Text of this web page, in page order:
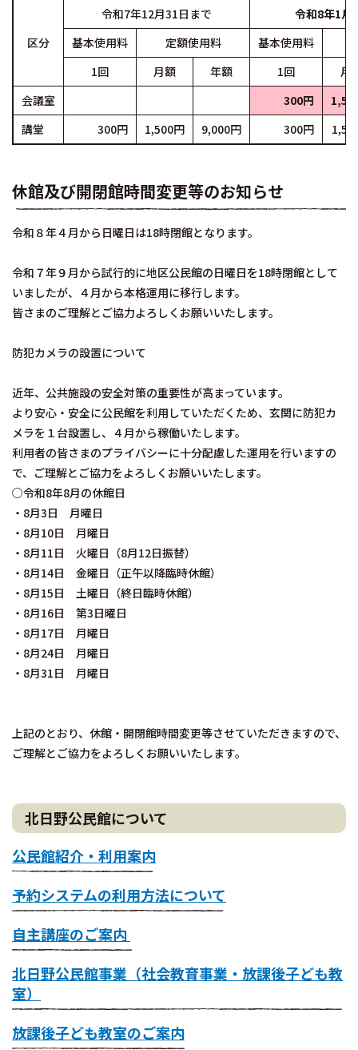
区分
令和7年12月31日まで
令和8年1月
基本使用料
定額使用料 基本使用料
1回
月額 年額 1回
月
会議室
300円
講堂
300円 1,500円 9,000円 300円
休館及び開閉館時間変更等のお知らせ
令和８年４月から日曜日は18時閉館となります。
令和７年９月から試行的に地区公民館の日曜日を18時閉館として
いましたが、４月から本格運用に移行します。
皆さまのご理解とご協力よろしくお願いいたします。
防犯カメラの設置について
近年、公共施設の安全対策の重要性が高まっています。
より安心・安全に公民館を利用していただくため、玄関に防犯カ
メラを１台設置し、４月から稼働いたします。
利用者の皆さまのプライバシーに十分配慮した運用を行いますの
で、ご理解とご協力をよろしくお願いいたします。
○令和8年8月の休館日
・8月3日 月曜日
・8月10日 月曜日
・8月11日 火曜日（8月12日振替）
・8月14日 金曜日（正午以降臨時休館）
・8月15日 土曜日（終日臨時休館）
・8月16日 第3日曜日
・8月17日 月曜日
・8月24日 月曜日
・8月31日 月曜日
上記のとおり、休館・開閉館時間変更等させていただきますので、
ご理解とご協力をよろしくお願いいたします。
北日野公民館について
公民館紹介・利用案内
予約システムの利用方法について
自主講座のご案内
北日野公民館事業（社会教育事業・放課後子ども教
室）
放課後子ども教室のご案内